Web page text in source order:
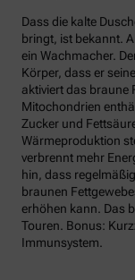
Dass die kalte
bringt, ist bekannt.
ein Wachmacher.
Körper, dass er
aktiviert das braune
Mitochondrien
Zucker und
Wärmeproduktion
verbrennt mehr
hin, dass
braunen
erhöhen kann. Das
Touren. Bonus:
Immunsystem.